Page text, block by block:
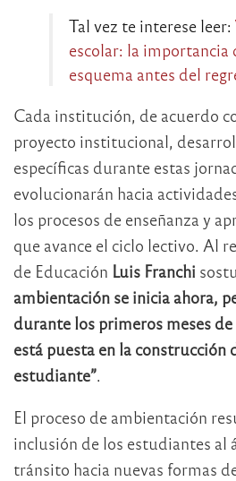
Tal vez te interese leer:
escolar: la importancia
esquema antes del
Cada institución, de acuerdo
proyecto institucional,
específicas durante estas
evolucionarán hacia
los procesos de enseñanza y
que avance el ciclo lectivo. Al
de Educación Luis Franchi
ambientación se inicia ahora,
durante los primeros meses
está puesta en la construcción
estudiante”.
El proceso de ambientación
inclusión de los estudiantes al
tránsito hacia nuevas formas